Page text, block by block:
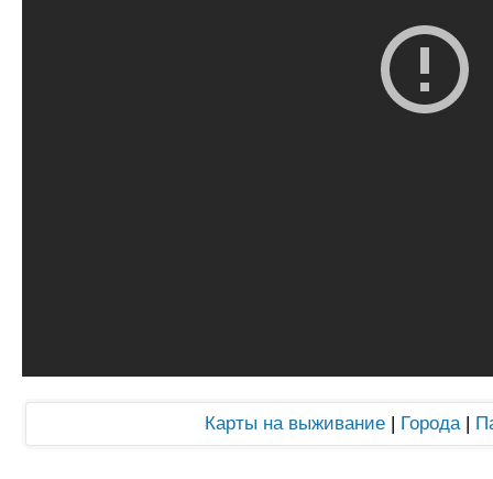
Карты на выживание| Города|